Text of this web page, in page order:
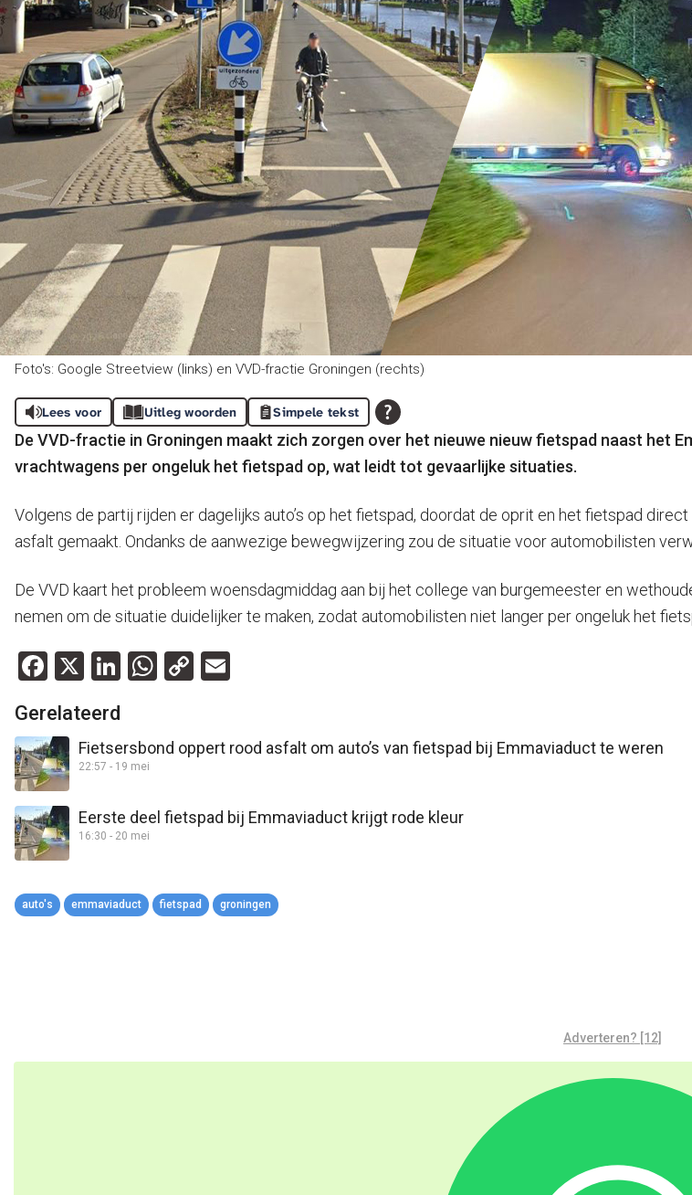
Foto's: Google Streetview (links) en VVD-fractie Groningen (rechts)
Lees voor Uitleg woorden Simpele tekst
De VVD-fractie in Groningen maakt zich zorgen over het nieuwe nieuw fietspad naast het
vrachtwagens per ongeluk het fietspad op, wat leidt tot gevaarlijke situaties.
Volgens de partij rijden er dagelijks auto’s op het fietspad, doordat de oprit en het fietspad
asfalt gemaakt. Ondanks de aanwezige bewegwijzering zou de situatie voor automobilisten
De VVD kaart het probleem woensdagmiddag aan bij het college van burgemeester en
nemen om de situatie duidelijker te maken, zodat automobilisten niet langer per ongeluk het
Facebook
X LinkedIn
WhatsApp
Copy
Gerelateerd
Fietsersbond oppert rood asfalt om auto’s van fietspad bij Emmaviaduct te weren
22:57 - 19 mei
Eerste deel fietspad bij Emmaviaduct krijgt rode kleur
16:30 - 20 mei
auto's emmaviaduct fietspad groningen
Adverteren? [12]